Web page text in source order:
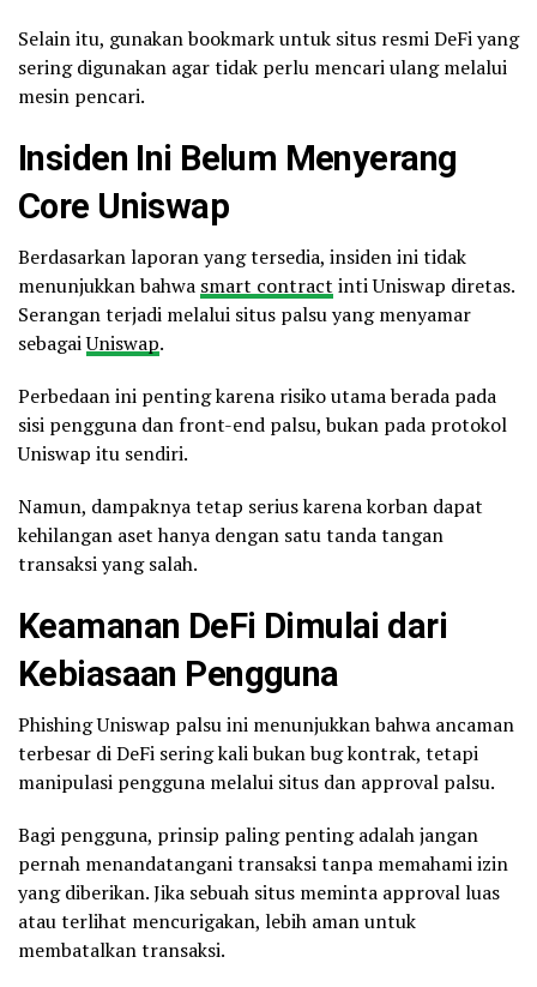
Selain itu, gunakan bookmark untuk situs resmi DeFi yang
sering digunakan agar tidak perlu mencari ulang melalui
mesin pencari.
Insiden Ini Belum Menyerang
Core Uniswap
Berdasarkan laporan yang tersedia, insiden ini tidak
menunjukkan bahwa smart contract inti Uniswap diretas.
Serangan terjadi melalui situs palsu yang menyamar
sebagaiUniswap.
Perbedaan ini penting karena risiko utama berada pada
sisi pengguna dan front-end palsu, bukan pada protokol
Uniswap itu sendiri.
Namun, dampaknya tetap serius karena korban dapat
kehilangan aset hanya dengan satu tanda tangan
transaksi yang salah.
Keamanan DeFi Dimulai dari
Kebiasaan Pengguna
Phishing Uniswap palsu ini menunjukkan bahwa ancaman
terbesar di DeFi sering kali bukan bug kontrak, tetapi
manipulasi pengguna melalui situs dan approval palsu.
Bagi pengguna, prinsip paling penting adalah jangan
pernah menandatangani transaksi tanpa memahami izin
yang diberikan. Jika sebuah situs meminta approval luas
atau terlihat mencurigakan, lebih aman untuk
membatalkan transaksi.